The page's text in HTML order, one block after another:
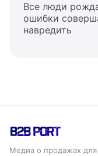
Все люди
ошибки
навредить
Медиа о продажах